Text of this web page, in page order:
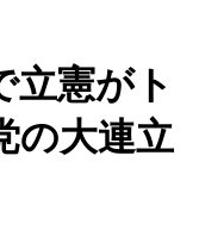
立憲がト
の大連立